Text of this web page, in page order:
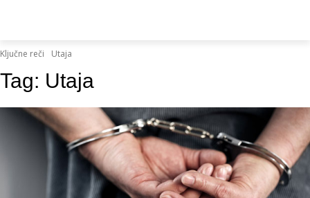
Ključne reči Utaja
Tag: Utaja